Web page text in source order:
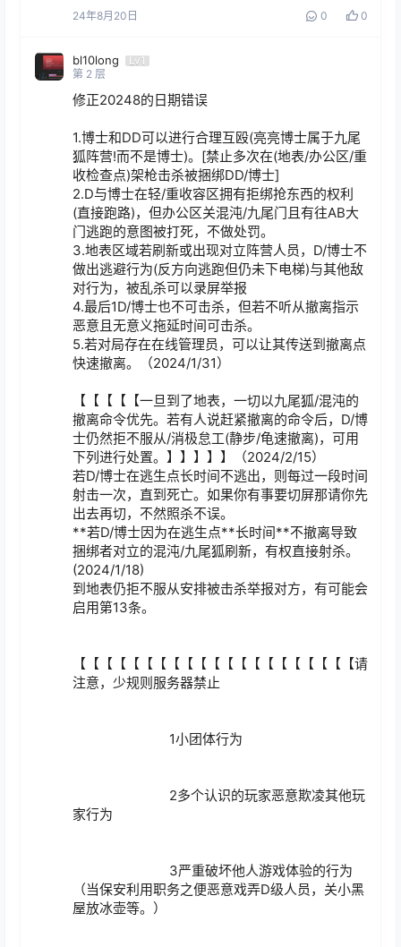
24年8月20日 0 0
bl10long
Lv1
第 2 层
修正20248的日期错误
1.博士和DD可以进行合理互殴(亮亮博士属于九尾
狐阵营!而不是博士)。[禁止多次在(地表/办公区/重
收检查点)架枪击杀被捆绑DD/博士]
2.D与博士在轻/重收容区拥有拒绑抢东西的权利
(直接跑路)，但办公区关混沌/九尾门且有往AB大
门逃跑的意图被打死，不做处罚。
3.地表区域若刷新或出现对立阵营人员，D/博士不
做出逃避行为(反方向逃跑但仍未下电梯)与其他敌
对行为，被乱杀可以录屏举报
4.最后1D/博士也不可击杀，但若不听从撤离指示
恶意且无意义拖延时间可击杀。
5.若对局存在在线管理员，可以让其传送到撤离点
快速撤离。（2024/1/31）
【【【【【一旦到了地表，一切以九尾狐/混沌的
撤离命令优先。若有人说赶紧撤离的命令后，D/博
士仍然拒不服从/消极怠工(静步/龟速撤离)，可用
下列进行处置。】】】】】（2024/2/15）
若D/博士在逃生点长时间不逃出，则每过一段时间
射击一次，直到死亡。如果你有事要切屏那请你先
出去再切，不然照杀不误。
**若D/博士因为在逃生点**长时间**不撤离导致
捆绑者对立的混沌/九尾狐刷新，有权直接射杀。
(2024/1/18)
到地表仍拒不服从安排被击杀举报对方，有可能会
启用第13条。
【【【【【【【【【【【【【【【【【【【【【请
注意，少规则服务器禁止
家行为
（当保安利用职务之便恶意戏弄D级人员，关小黑
屋放冰壶等。）